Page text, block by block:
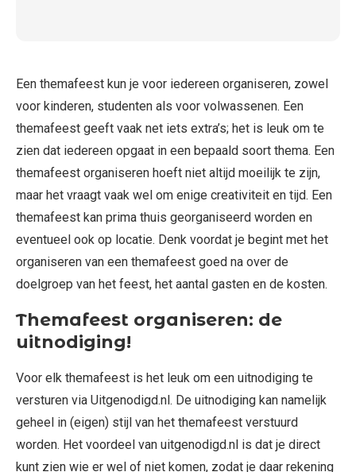
Een themafeest kun je voor iedereen organiseren, zowel
voor kinderen, studenten als voor volwassenen. Een
themafeest geeft vaak net iets extra’s; het is leuk om te
zien dat iedereen opgaat in een bepaald soort thema. Een
themafeest organiseren hoeft niet altijd moeilijk te zijn,
maar het vraagt vaak wel om enige creativiteit en tijd. Een
themafeest kan prima thuis georganiseerd worden en
eventueel ook op locatie. Denk voordat je begint met het
organiseren van een themafeest goed na over de
doelgroep van het feest, het aantal gasten en de kosten.
Themafeest organiseren: de
uitnodiging!
Voor elk themafeest is het leuk om een uitnodiging te
versturen via Uitgenodigd.nl. De uitnodiging kan namelijk
geheel in (eigen) stijl van het themafeest verstuurd
worden. Het voordeel van uitgenodigd.nl is dat je direct
kunt zien wie er wel of niet komen, zodat je daar rekening